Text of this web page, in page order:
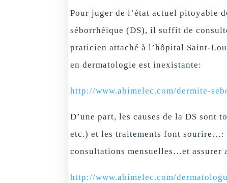
Pour juger de l’état actuel pitoyable
séborrhéique (DS), il suffit de
praticien attaché à l’hôpital Saint-
en dermatologie est inexistante:
http://www.abimelec.com/dermite-
D’une part, les causes de la DS sont
etc.) et les traitements font sourire…:
consultations mensuelles…et assurer
http://www.abimelec.com/